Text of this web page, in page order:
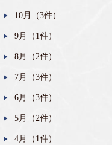
10月（3件）
9月（1件）
8月（2件）
7月（3件）
6月（3件）
5月（2件）
4月（1件）